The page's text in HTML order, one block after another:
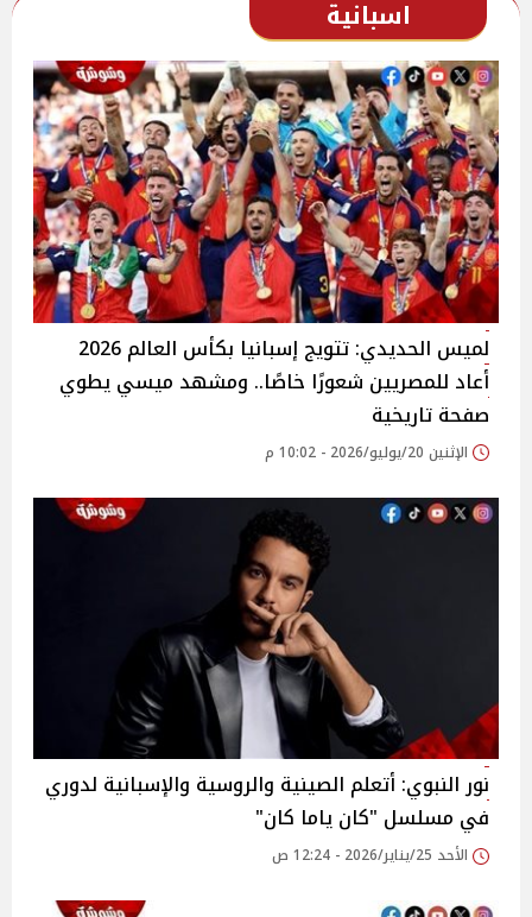
اسبانية
لميس الحديدي: تتويج إسبانيا بكأس العالم 2026
أعاد للمصريين شعورًا خاصًا.. ومشهد ميسي يطوي
صفحة تاريخية
الإثنين 20/يوليو/2026 - 10:02 م
نور النبوي: أتعلم الصينية والروسية والإسبانية لدوري
في مسلسل "كان ياما كان"
الأحد 25/يناير/2026 - 12:24 ص